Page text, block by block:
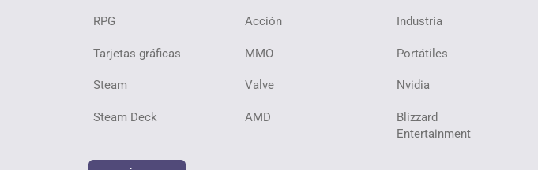
RPG Acción Industria
Tarjetas gráficas MMO Portátiles
Steam Valve Nvidia
Steam Deck AMD
Blizzard
Entertainment